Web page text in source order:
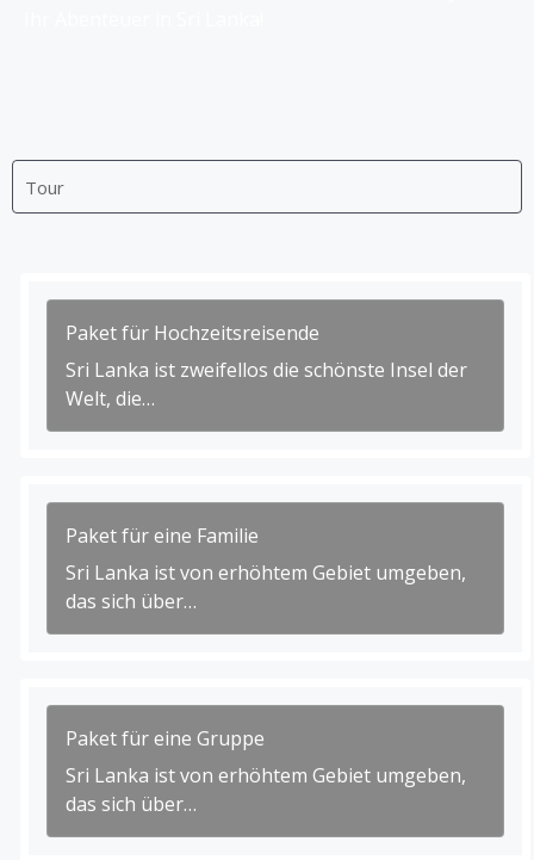
Paket für Hochzeitsreisende
Sri Lanka ist zweifellos die schönste Insel der
Welt, die…
Paket für eine Familie
Sri Lanka ist von erhöhtem Gebiet umgeben,
das sich über…
Paket für eine Gruppe
Sri Lanka ist von erhöhtem Gebiet umgeben,
das sich über…